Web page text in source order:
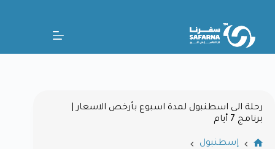
رحلة الى اسطنبول لمدة اسبوع بأرخص الاسعار |
برنامج 7 أيام
إسطنبول